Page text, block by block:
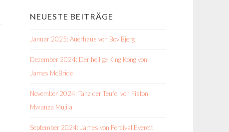
NEUESTE BEITRÄGE
Januar 2025: Auerhaus von Bov Bjerg
Dezember 2024: Der heilige King Kong von
James McBride
November 2024: Tanz der Teufel von Fiston
Mwanza Mujila
September 2024: James von Percival Everett